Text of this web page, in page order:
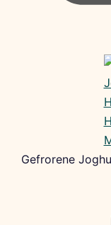
Gefrorene